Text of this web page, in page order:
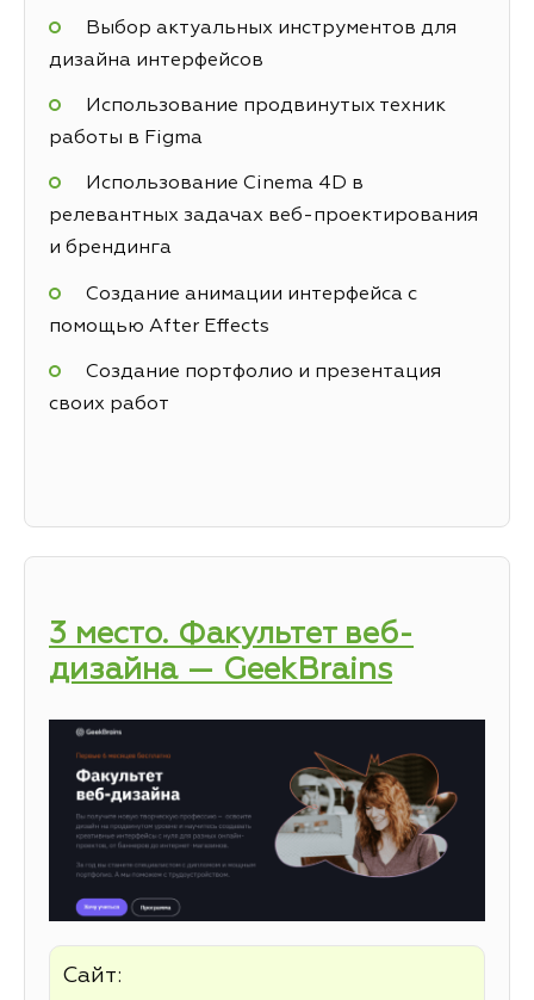
Выбор актуальных инструментов для
дизайна интерфейсов
Использование продвинутых техник
работы в Figma
Использование Cinema 4D в
релевантных задачах веб-проектирования
и брендинга
Создание анимации интерфейса с
помощью After Effects
Создание портфолио и презентация
своих работ
3 место. Факультет веб-
дизайна — GeekBrains
Сайт: